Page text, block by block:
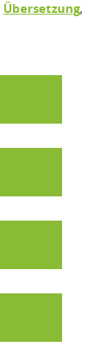
Übersetzung,